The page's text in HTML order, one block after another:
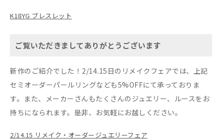
K18YG ブレスレット
ご覧いただきましてありがとうございます
新作のご紹介でした！2/14.15日のリメイクフェアでは、上記
セミオーダーパールリングなども5%OFFにて承っておりま
す。また、メーカーさんもたくさんのジュエリー、ルースをお
持ちになられます。是非、お気軽にお越しください。
2/14.15 リメイク・オーダージュエリーフェア